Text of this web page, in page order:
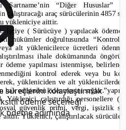
süreçlerini kolaylaştırmak
ödeme seçeneği
ödeme adımında
Şartname’nin “Diğer Hususlar”
çalıştıracağı araç sürücülerinin 4857
yükleniciye aittir.
İşçiye ( Sürücüye ) yapılacak
hükümler doğrultusunda
alt yüklenicilerce ücretleri
ihale dokümanında
ödeme yapılması istenmişse,
kontrol ederek veya bu
yükleniciden ve alt
hak edişinden ödenmesini
Yüklenici çalıştırdığı
güvenlik primi, vergi, işsizlik
aittir. Yüklenici, çalıştırılacak